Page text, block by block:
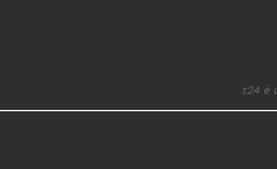
t24 è